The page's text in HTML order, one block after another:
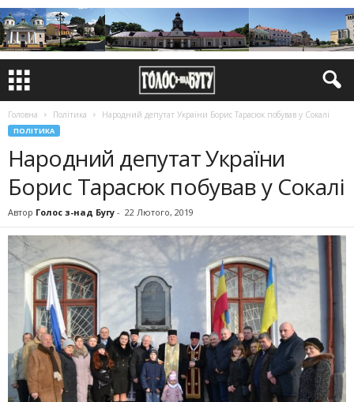
Головна Політика Народний депутат України Борис Тарасюк побував у Сокалі
ПОЛІТИКА
Народний депутат України
Борис Тарасюк побував у Сокалі
Автор Голос з-над Бугу - 22 Лютого, 2019